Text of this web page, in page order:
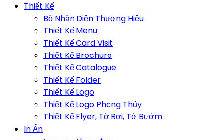
Thiết Kế
Bộ Nhận Diện Thương Hiệu
Thiết Kế Menu
Thiết Kế Card Visit
Thiết Kế Brochure
Thiết Kế Catalogue
Thiết Kế Folder
Thiết Kế Logo
Thiết Kế Logo Phong Thủy
Thiết Kế Flyer, Tờ Rơi, Tờ Bướm
In Ấn